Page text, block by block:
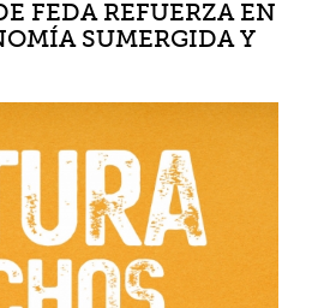
FEDA REFUERZA EN
SUMERGIDA Y